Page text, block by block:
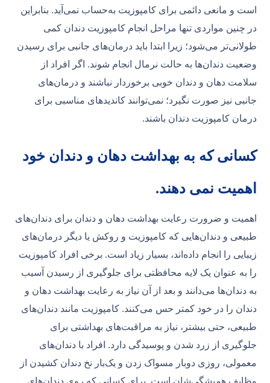
است و مانعی دائمی برای کامپوزیت به‌حساب نمی‌آید. بنابراین
در چنین مواردی تنها مراحل انجام کامپوزیت دندان کمی
طولانی‌تر می‌شود؛ زیرا ابتدا باید درمان‌های جانبی برای رسیدن
وضعیت دندان‌ها به حالت نرمال انجام شوند. اگر افراد از
سلامت دهان و دندان خوبی برخوردار نباشند و درمان‌های
جانبی نیز صورت نگیرد؛ نمی‌توانند کاندیدهای مناسبی برای
درمان کامپوزیت دندان باشند.
کسانی که به بهداشت دهان و دندان خود
اهمیت نمی دهند.
اهمیت و ضرورت رعایت بهداشت دهان و دندان برای دندان‌های
طبیعی و دندان‌هایی که کامپوزیت و روکش یا دیگر درمان‌های
زیبایی را انجام داده‌اند، بسیار زیاد است. برخی افراد کامپوزیت
را به عنوان یک لایه محافظتی برای جلوگیری از رسیدن آسیب
به دندان‌ها می‌دانند و بعد از آن نیاز به رعایت بهداشت دهان و
دندان را در خود کمتر حس می‌کنند. کامپوزیت مانند دندان‌های
طبیعی، حتی بیشتر، نیاز به مراقبت‌های بهداشتی برای
جلوگیری از زرد شدن و پوسیدگی دارد. افراد با دندان‌های
معمولی، روزی دوبار مسواک زدن و یک‌بار نخ دندان کشیدن از
وظایف همیشگی‌شان است. برای کسانی که روی دندان‌های